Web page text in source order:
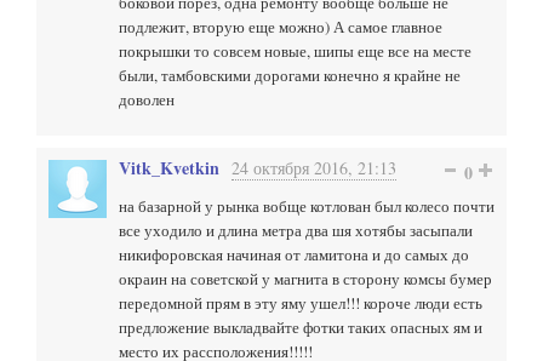
подлежит, вторую еще можно) А самое главное
покрышки то совсем новые, шипы еще все на месте
были, тамбовскими дорогами конечно я крайне не
доволен
Vitk_Kvetkin 24 октября 2016, 21:13 0
на базарной у рынка вобще котлован был колесо почти
все уходило и длина метра два шя хотябы засыпали
никифоровская начиная от ламитона и до самых до
окраин на советской у магнита в сторону комсы бумер
передомной прям в эту яму ушел!!! короче люди есть
предложение выкладвайте фотки таких опасных ям и
место их рассположения!!!!!